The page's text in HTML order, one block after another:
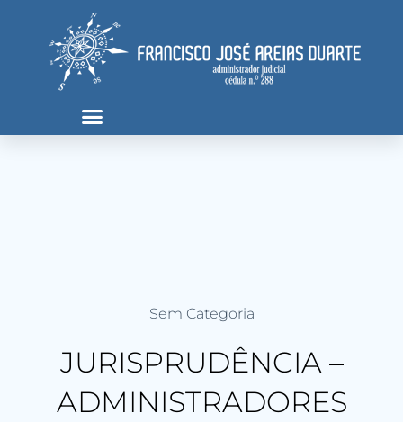
Sem Categoria
JURISPRUDÊNCIA –
ADMINISTRADORES